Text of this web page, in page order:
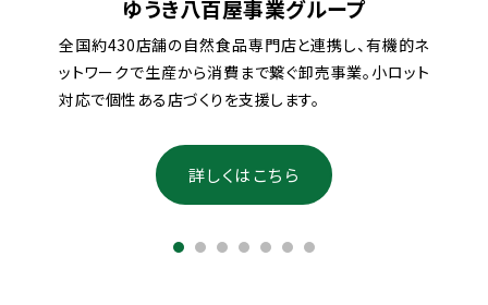
ゆうき八百屋事業グループ
全国約430店舗の自然食品専門店と連携し、有機的ネ
ットワークで生産から消費まで繋ぐ卸売事業。小ロット
対応で個性ある店づくりを支援します。
詳しくはこちら